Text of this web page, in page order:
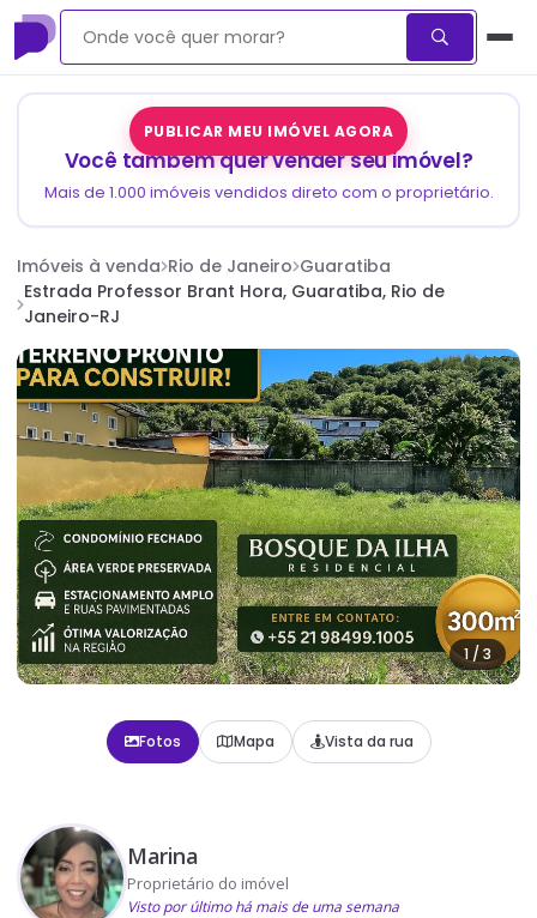
PUBLICAR MEU IMÓVEL AGORA
Você também quer vender seu imóvel?
Mais de 1.000 imóveis vendidos direto com o proprietário.
Imóveis à venda Rio de Janeiro Guaratiba
Estrada Professor Brant Hora, Guaratiba, Rio de
Janeiro-RJ
1 / 3
Fotos Mapa Vista da rua
Marina
Proprietário do imóvel
Visto por último há mais de uma semana